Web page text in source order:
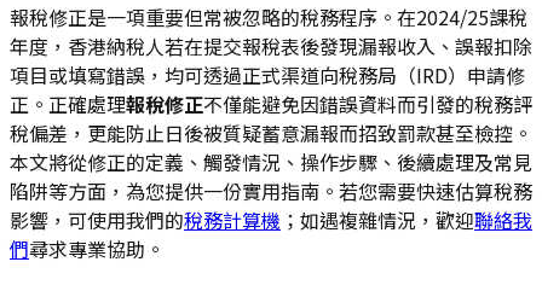
報稅修正是一項重要但常被忽略的稅務程序。在2024/25課稅
年度，香港納稅人若在提交報稅表後發現漏報收入、誤報扣除
項目或填寫錯誤，均可透過正式渠道向稅務局（IRD）申請修
正。正確處理報稅修正不僅能避免因錯誤資料而引發的稅務評
稅偏差，更能防止日後被質疑蓄意漏報而招致罰款甚至檢控。
本文將從修正的定義、觸發情況、操作步驟、後續處理及常見
陷阱等方面，為您提供一份實用指南。若您需要快速估算稅務
影響，可使用我們的稅務計算機 ；如遇複雜情況，歡迎聯絡我
們尋求專業協助。